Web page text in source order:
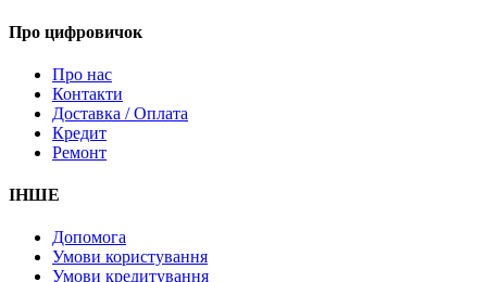
Про цифровичок
Про нас
Контакти
Доставка / Оплата
Кредит
Ремонт
ІНШЕ
Допомога
Умови користування
Умови кредитування